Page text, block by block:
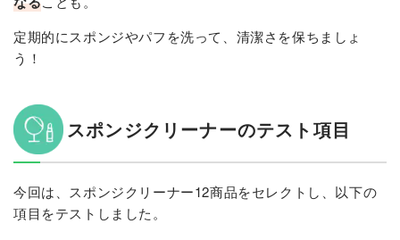
定期的にスポンジやパフを洗って、清潔さを保ちましょ
う！
スポンジクリーナーのテスト項目
今回は、スポンジクリーナー12商品をセレクトし、以下の
項目をテストしました。